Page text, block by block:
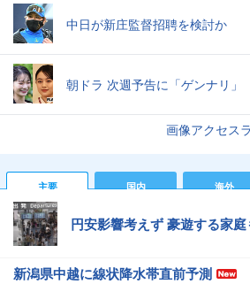
中日が新庄監督招聘を検討か
朝ドラ 次週予告に「ゲンナリ」
画像アクセス
主要 国内 海外
円安影響考えず 豪遊する家庭
新潟県中越に線状降水帯直前予測